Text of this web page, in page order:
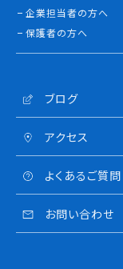
企業担当者の方へ
保護者の方へ
ブログ
アクセス
よくあるご質問
お問い合わせ